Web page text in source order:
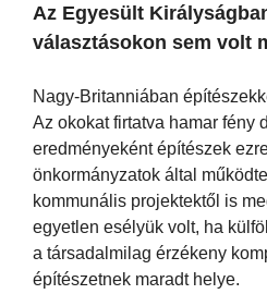
Az Egyesült
választásokon sem volt
Nagy-Britanniában
Az okokat firtatva hamar fény
eredményeként építészek
önkormányzatok által
kommunális projektektől is
egyetlen esélyük volt, ha
a társadalmilag érzékeny
építészetnek maradt helye.